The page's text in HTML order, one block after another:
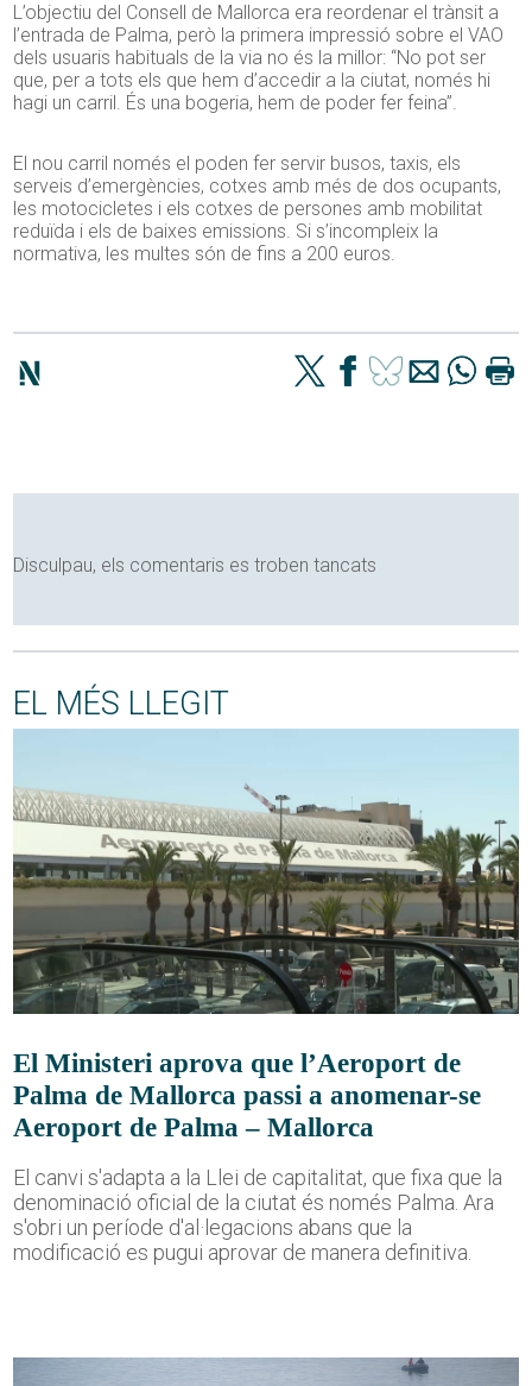
L’objectiu del Consell de Mallorca era reordenar el trànsit a
l’entrada de Palma, però la primera impressió sobre el VAO
dels usuaris habituals de la via no és la millor: “No pot ser
que, per a tots els que hem d’accedir a la ciutat, només hi
hagi un carril. És una bogeria, hem de poder fer feina”.
El nou carril només el poden fer servir busos, taxis, els
serveis d’emergències, cotxes amb més de dos ocupants,
les motocicletes i els cotxes de persones amb mobilitat
reduïda i els de baixes emissions. Si s’incompleix la
normativa, les multes són de fins a 200 euros.
Disculpau, els comentaris es troben tancats
EL MÉS LLEGIT
El Ministeri aprova que l’Aeroport de
Palma de Mallorca passi a anomenar-se
Aeroport de Palma – Mallorca
El canvi s'adapta a la Llei de capitalitat, que fixa que la
denominació oficial de la ciutat és només Palma. Ara
s'obri un període d'al·legacions abans que la
modificació es pugui aprovar de manera definitiva.